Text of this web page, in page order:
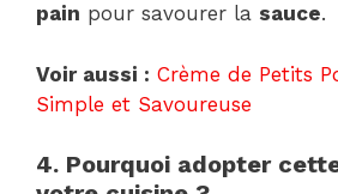
pain pour savourer la sauce.
Voir aussi : Crème de Petits
Simple et Savoureuse
4. Pourquoi adopter